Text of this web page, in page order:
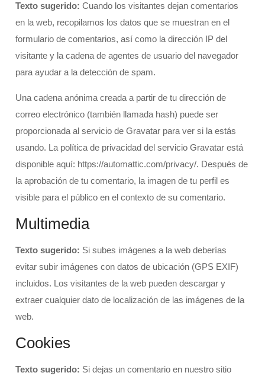
Texto sugerido:Cuando los visitantes dejan comentarios
en la web, recopilamos los datos que se muestran en el
formulario de comentarios, así como la dirección IP del
visitante y la cadena de agentes de usuario del navegador
para ayudar a la detección de spam.
Una cadena anónima creada a partir de tu dirección de
correo electrónico (también llamada hash) puede ser
proporcionada al servicio de Gravatar para ver si la estás
usando. La política de privacidad del servicio Gravatar está
disponible aquí: https://automattic.com/privacy/. Después de
la aprobación de tu comentario, la imagen de tu perfil es
visible para el público en el contexto de su comentario.
Multimedia
Texto sugerido: Si subes imágenes a la web deberías
evitar subir imágenes con datos de ubicación (GPS EXIF)
incluidos. Los visitantes de la web pueden descargar y
extraer cualquier dato de localización de las imágenes de la
web.
Cookies
Texto sugerido: Si dejas un comentario en nuestro sitio